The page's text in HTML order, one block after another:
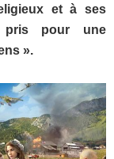
et à ses
pris pour une
».